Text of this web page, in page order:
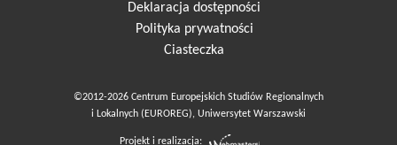
Deklaracja dostępności
Polityka prywatności
Ciasteczka
©2012-2026 Centrum Europejskich Studiów Regionalnych
i Lokalnych (EUROREG), Uniwersytet Warszawski
Projekt i realizacja: